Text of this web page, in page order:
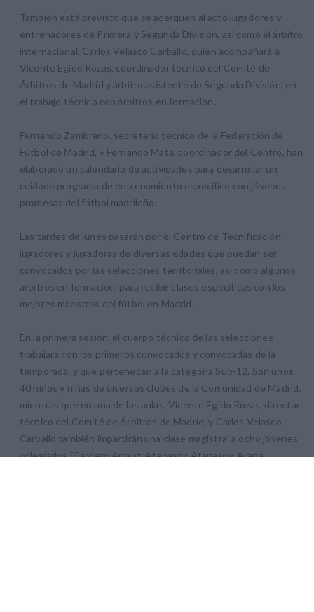
También está previsto que se acerquen al acto jugadores y
entrenadores de Primera y Segunda División, así como el árbitro
internacional, Carlos Velasco Carballo, quien acompañará a
Vicente Egido Rozas, coordinador técnico del Comité de
Árbitros de Madrid y árbitro asistente de Segunda División, en
el trabajo técnico con árbitros en formación.
Fernando Zambrano, secretario técnico de la Federación de
Fútbol de Madrid, y Fernando Mata, coordinador del Centro, han
elaborado un calendario de actividades para desarrollar un
cuidado programa de entrenamiento específico con jóvenes
promesas del fútbol madrileño.
Las tardes de lunes pasarán por el Centro de Tecnificación
jugadores y jugadoras de diversas edades que puedan ser
convocados por las selecciones territoriales, así como algunos
árbitros en formación, para recibir clases específicas con los
mejores maestros del fútbol en Madrid.
En la primera sesión, el cuerpo técnico de las selecciones
trabajará con los primeros convocados y convocadas de la
temporada, y que pertenecen a la categoría Sub-12. Son unos
40 niños y niñas de diversos clubes de la Comunidad de Madrid.
mientras que en una de las aulas, Vicente Egido Rozas, director
técnico del Comité de Árbitros de Madrid, y Carlos Velasco
Carballo también impartirán una clase magistral a ocho jóvenes
colegiados (Cardero Arranz, Atanasov Atanasov, Arana